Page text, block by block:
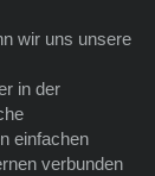
wir uns unsere
in der
einfachen
verbunden